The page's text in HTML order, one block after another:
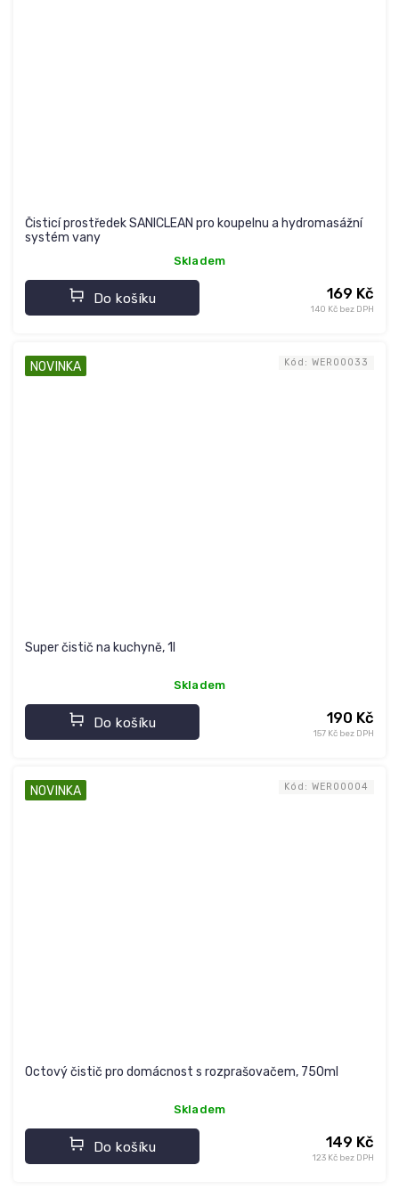
Čisticí prostředek SANICLEAN pro koupelnu a hydromasážní
systém vany
Skladem
140 Kč bez DPH
169 Kč
Do košíku
NOVINKA
Super čistič na kuchyně, 1l
Skladem
157 Kč bez DPH
190 Kč
Do košíku
Kód: WER00033
NOVINKA
Octový čistič pro domácnost s rozprašovačem, 750ml
Skladem
123 Kč bez DPH
149 Kč
Do košíku
Kód: WER00004